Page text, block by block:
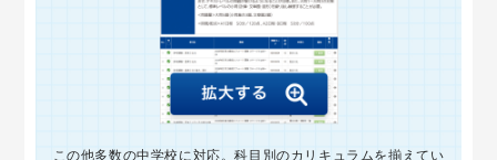
この他多数の中学校に対応。科目別のカリキュラムを揃えてい